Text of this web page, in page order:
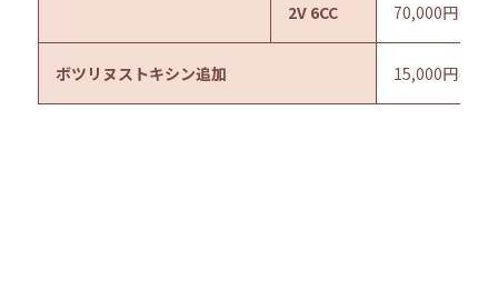
2V 6CC 70,000円
ボツリヌストキシン追加 15,000円